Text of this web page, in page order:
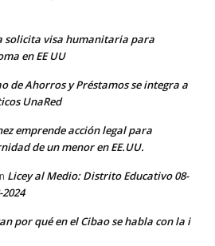
solicita visa humanitaria para
en EE UU
de Ahorros y Préstamos se integra a
UnaRed
emprende acción legal para
de un menor en EE.UU.
Licey al Medio: Distrito Educativo 08-
por qué en el Cibao se habla con la i